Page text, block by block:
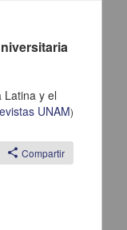
Latina y el
UNAM)
share Compartir